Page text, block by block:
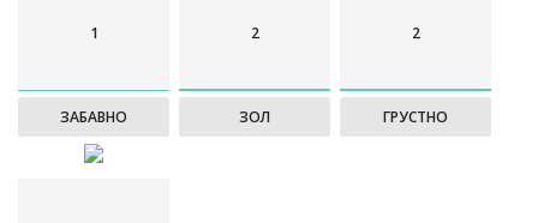
1
ЗАБАВНО
2
ЗОЛ
2
ГРУСТНО